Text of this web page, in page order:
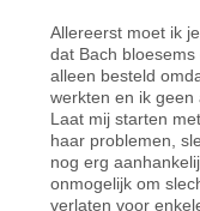
Allereerst moet ik
dat Bach
alleen besteld
werkten en ik geen
Laat mij starten
haar problemen,
nog erg
onmogelijk om
verlaten voor